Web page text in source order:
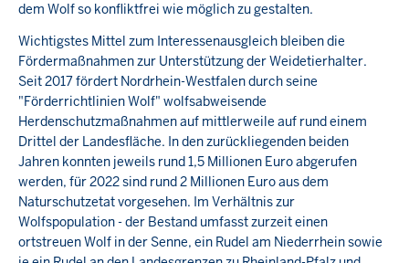
dem Wolf so konfliktfrei wie möglich zu gestalten.
Wichtigstes Mittel zum Interessenausgleich bleiben die
Fördermaßnahmen zur Unterstützung der Weidetierhalter.
Seit 2017 fördert Nordrhein-Westfalen durch seine
"Förderrichtlinien Wolf" wolfsabweisende
Herdenschutzmaßnahmen auf mittlerweile auf rund einem
Drittel der Landesfläche. In den zurückliegenden beiden
Jahren konnten jeweils rund 1,5 Millionen Euro abgerufen
werden, für 2022 sind rund 2 Millionen Euro aus dem
Naturschutzetat vorgesehen. Im Verhältnis zur
Wolfspopulation - der Bestand umfasst zurzeit einen
ortstreuen Wolf in der Senne, ein Rudel am Niederrhein sowie